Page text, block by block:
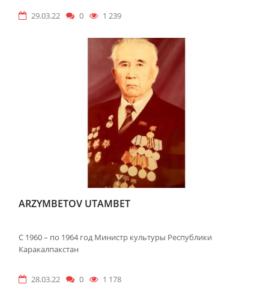
29.03.22 0 1 239
ARZYMBETOV UTAMBET
С 1960 – по 1964 год Министр культуры Республики
Каракалпакстан
28.03.22 0 1 178